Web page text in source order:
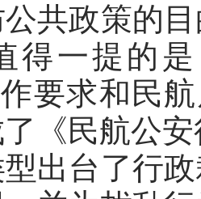
共政策的
得一提的
作要求和民
《民航公
出台了行